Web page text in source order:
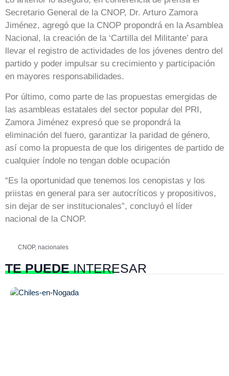
Secretario General de la CNOP, Dr. Arturo Zamora
Jiménez, agregó que la CNOP propondrá en la Asamblea
Nacional, la creación de la ‘Cartilla del Militante’ para
llevar el registro de actividades de los jóvenes dentro del
partido y poder impulsar su crecimiento y participación
en mayores responsabilidades.
Por último, como parte de las propuestas emergidas de
las asambleas estatales del sector popular del PRI,
Zamora Jiménez expresó que se propondrá la
eliminación del fuero, garantizar la paridad de género,
así como la propuesta de que los dirigentes de partido de
cualquier índole no tengan doble ocupación
“Es la oportunidad que tenemos los cenopistas y los
priistas en general para ser autocríticos y propositivos,
sin dejar de ser institucionales”, concluyó el líder
nacional de la CNOP.
CNOP, nacionales
TE PUEDEINTERESAR